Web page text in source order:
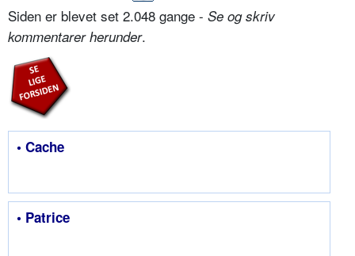
Siden er blevet set 2.048 gange - Se og skriv
kommentarer herunder.
• Cache
• Patrice